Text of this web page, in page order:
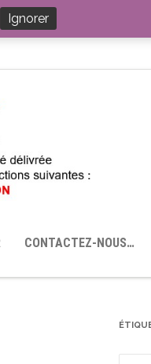
SEXUELLE
CONTACTEZ-NOUS…
Ignorer